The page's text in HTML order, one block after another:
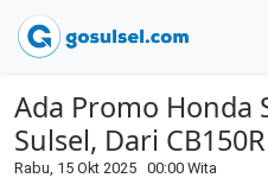
Ada Promo Honda
Sulsel, Dari
Rabu, 15 Okt 2025 00:00 Wita